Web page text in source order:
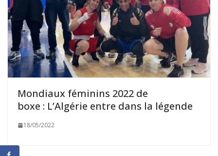
Mondiaux féminins 2022 de
boxe : L’Algérie entre dans la légende
18/05/2022